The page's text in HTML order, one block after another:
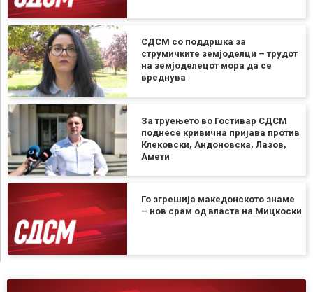
СДСМ со поддршка за
струмичките земјоделци – трудот
на земјоделецот мора да се
вреднува
За труењето во Гостивар СДСМ
поднесе кривична пријава против
Клековски, Андоновска, Лазов,
Амети
Го згрешија македонското знаме
– нов срам од власта на Мицкоски